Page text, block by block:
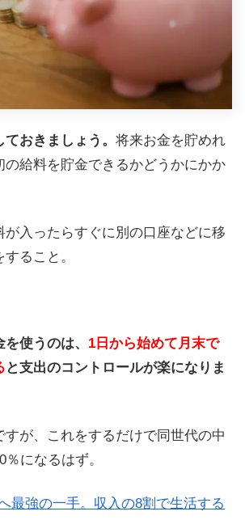
おきましょう。 将来お金を貯めれ
の給料を貯金できるかどうかにかか
が入ったらすぐに別の口座などに移
ること。
使うのは、 1日から始めて月末で
と支出のコントロールが楽になりま
すが、これをするだけで同世代の中
になるはず。
最強の一手。収入の8割で生活する